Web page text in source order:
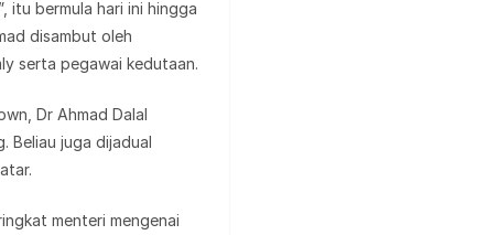
itu bermula hari ini hingga
disambut oleh
serta pegawai kedutaan.
Dr Ahmad Dalal
Beliau juga dijadual
menteri mengenai